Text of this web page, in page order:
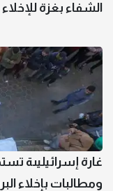
الشفاء بغزة للإخلاء
غارة إسرائيليىة
ومطالبات بإخلاء